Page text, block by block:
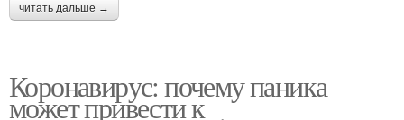
читать дальше →
Коронавирус: почему паника
может привести к